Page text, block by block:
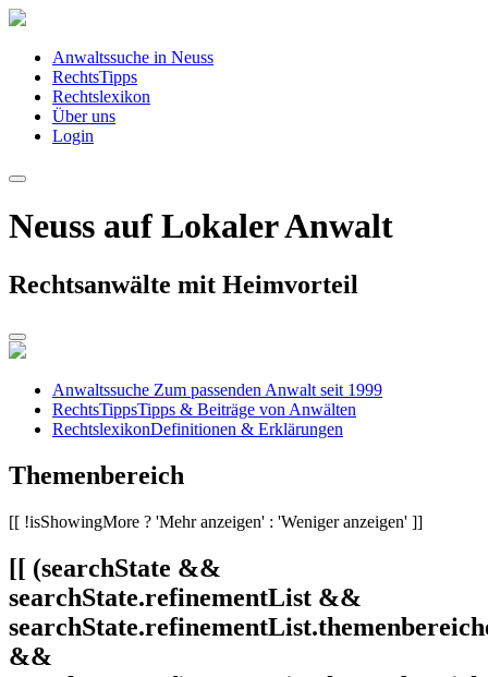
Anwaltssuche in Neuss
RechtsTipps
Rechtslexikon
Über uns
Login
Neuss auf Lokaler Anwalt
Rechtsanwälte mit Heimvorteil
Anwaltssuche Zum passenden Anwalt seit 1999
RechtsTippsTipps & Beiträge von Anwälten
RechtslexikonDefinitionen & Erklärungen
Themenbereich
[[ !isShowingMore ? 'Mehr anzeigen' : 'Weniger anzeigen' ]]
[[ (searchState &&
searchState.refinementList &&
&&